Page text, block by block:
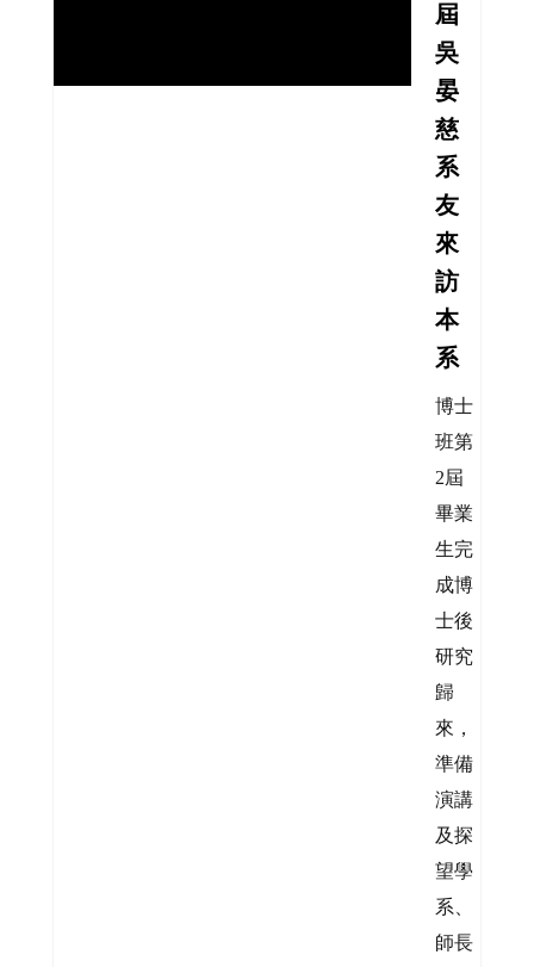
屆
吳
晏
慈
系
友
來
訪
本
系
博士
班第
2屆
畢業
生完
成博
士後
研究
歸
來，
準備
演講
及探
望學
系、
師長